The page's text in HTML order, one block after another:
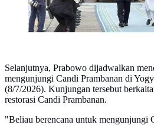
Selanjutnya, Prabowo dijadwalkan
mengunjungi Candi Prambanan di
(8/7/2026). Kunjungan tersebut
restorasi Candi Prambanan.
"Beliau berencana untuk mengunjungi